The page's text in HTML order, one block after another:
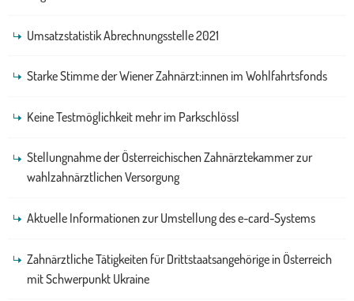
Umsatzstatistik Abrechnungsstelle 2021
Starke Stimme der Wiener Zahnärzt:innen im Wohlfahrtsfonds
Keine Testmöglichkeit mehr im Parkschlössl
Stellungnahme der Österreichischen Zahnärztekammer zur
wahlzahnärztlichen Versorgung
Aktuelle Informationen zur Umstellung des e-card-Systems
Zahnärztliche Tätigkeiten für Drittstaatsangehörige in Österreich
mit Schwerpunkt Ukraine